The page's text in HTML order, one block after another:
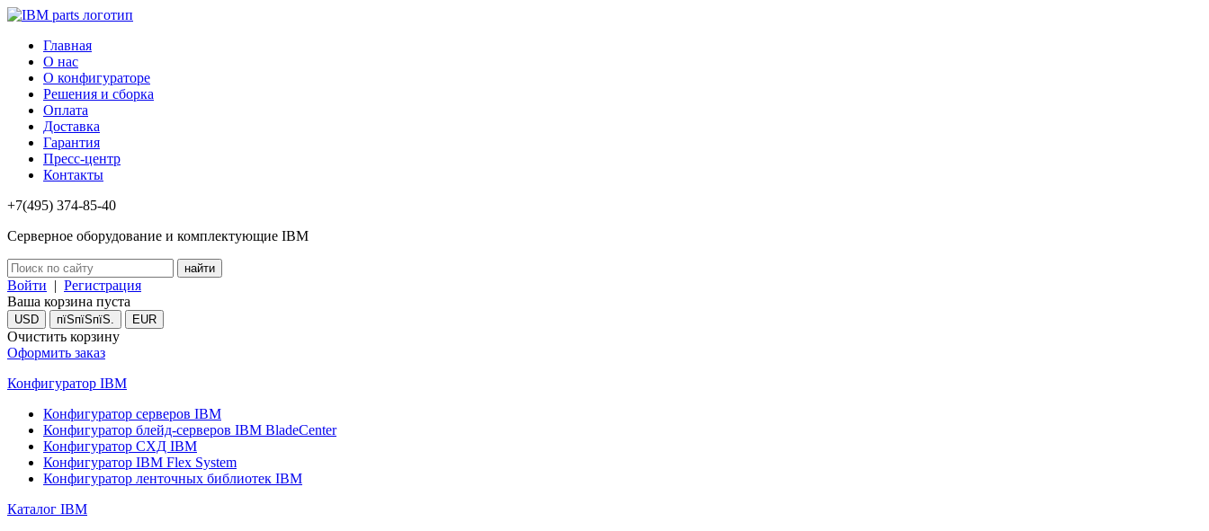
Главная
О нас
О конфигураторе
Решения и сборка
Оплата
Доставка
Гарантия
Пресс-центр
Контакты
+7(495) 374-85-40
Серверное оборудование и комплектующие IBM
Войти | Регистрация
Ваша корзина пуста
USD пїЅпїЅпїЅ. EUR
Очистить корзину
Оформить заказ
Конфигуратор IBM
Конфигуратор серверов IBM
Конфигуратор блейд-серверов IBM BladeCenter
Конфигуратор СХД IBM
Конфигуратор IBM Flex System
Конфигуратор ленточных библиотек IBM
Каталог IBM